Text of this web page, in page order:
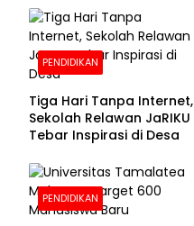
Pendaftaran Segera
Dibuka
PENDIDIKAN
Tiga Hari Tanpa Internet,
Sekolah Relawan JaRIKU
Tebar Inspirasi di Desa
PENDIDIKAN